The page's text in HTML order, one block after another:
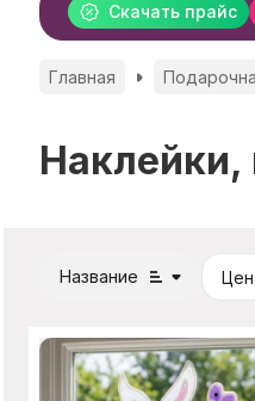
Скачать прайс
Главная
Название